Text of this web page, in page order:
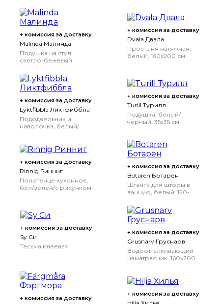
+ комиссия за доставку
Malinda Малинда
Подушка на стул,
светло-бежевый,
+ комиссия за доставку
Dvala Двала
Простыня натяжная,
белый, 160x200 см
+ комиссия за доставку
Lyktfibbla Ликтфиббла
Пододеяльник и
наволочка, белый/
+ комиссия за доставку
Turill Турилл
Подушка, белый/
черный, 35x35 см
+ комиссия за доставку
Rinnig Ринниг
Полотенце кухонное,
бел/зелен/с рисунком,
+ комиссия за доставку
Botaren Ботарен
Штанга для шторы в
ванную, белый, 120-
+ комиссия за доставку
Sy Си
Тесьма клеевая
+ комиссия за доставку
Grusnarv Груснарв
Водоотталкивающий
наматрасник, 160x200
+ комиссия за доставку
+ комиссия за доставку